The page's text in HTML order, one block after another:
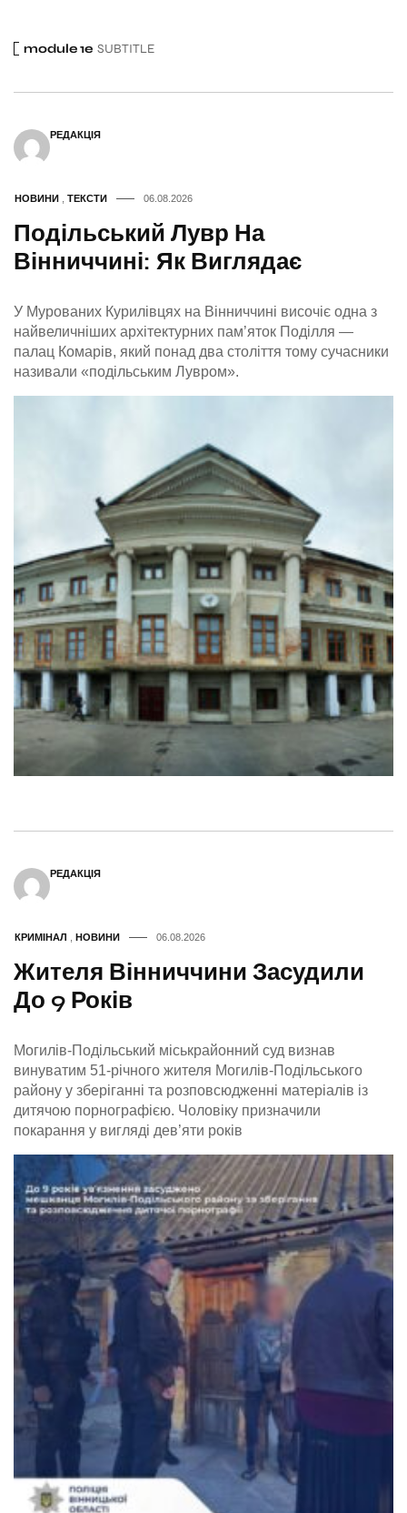
module 1e SUBTITLE
РЕДАКЦІЯ
НОВИНИ ТЕКСТИ 06.08.2026
Подільський Лувр На
Вінниччині: Як Виглядає
У Мурованих Курилівцях на Вінниччині височіє одна з
найвеличніших архітектурних пам’яток Поділля —
палац Комарів, який понад два століття тому сучасники
називали «подільським Лувром».
РЕДАКЦІЯ
КРИМІНАЛ НОВИНИ 06.08.2026
Жителя Вінниччини Засудили
До 9 Років
Могилів-Подільський міськрайонний суд визнав
винуватим 51-річного жителя Могилів-Подільського
району у зберіганні та розповсюдженні матеріалів із
дитячою порнографією. Чоловіку призначили
покарання у вигляді дев’яти років